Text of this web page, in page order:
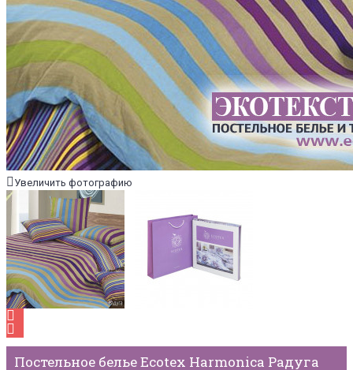
Увеличить фотографию
Постельное белье Ecotex Harmonica Радуга